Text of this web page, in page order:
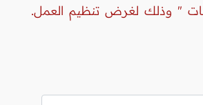
" وذلك لغرض تنظيم العمل.